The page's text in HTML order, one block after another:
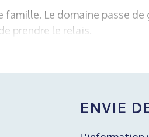
famille. Le domaine passe
prendre le relais.
ENVIE